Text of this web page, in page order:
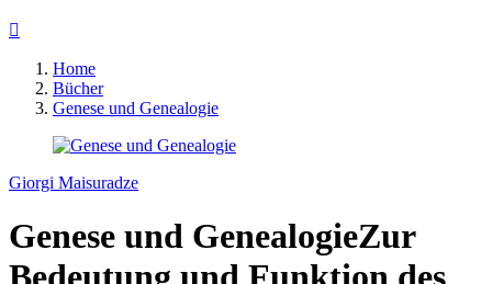

Home
Bücher
Genese und Genealogie
Giorgi Maisuradze
Genese und GenealogieZur